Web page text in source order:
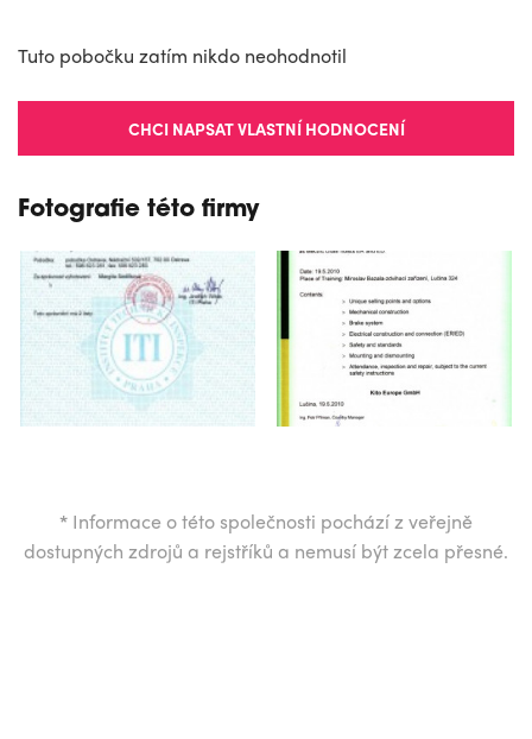
Tuto pobočku zatím nikdo neohodnotil
CHCI NAPSAT VLASTNÍ HODNOCENÍ
Fotografie této firmy
* Informace o této společnosti pochází z veřejně
dostupných zdrojů a rejstříků a nemusí být zcela přesné.